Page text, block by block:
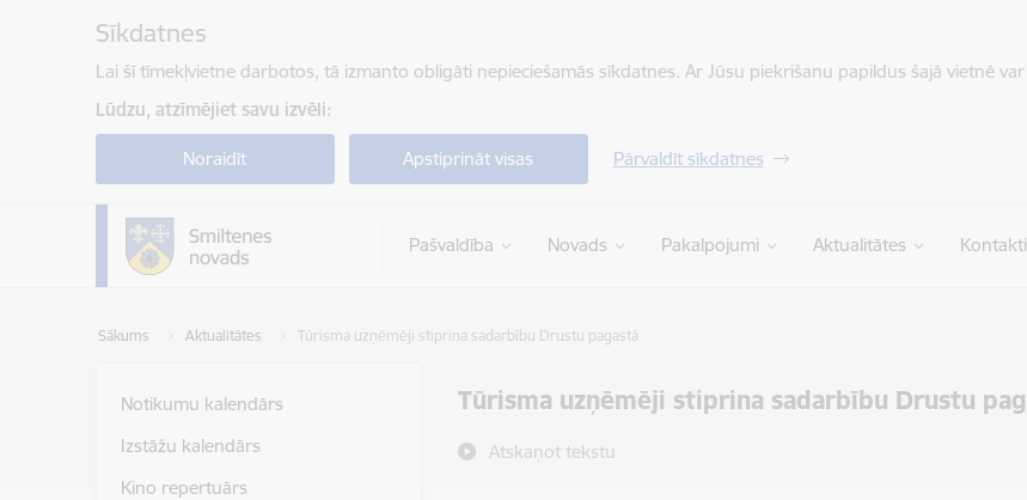
Sīkdatnes
Lai šī tīmekļvietne darbotos, tā izmanto obligāti nepieciešamās sīkdatnes. Ar Jūsu piekrišanu papildus šajā vietnē
Lūdzu, atzīmējiet savu izvēli:
Noraidīt Apstiprināt visas Pārvaldīt sīkdatnes
Pašvaldība Novads Pakalpojumi Aktualitātes Kontakti
Sākums Aktualitātes Tūrisma uzņēmēji stiprina sadarbību Drustu pagastā
Tūrisma uzņēmēji stiprina sadarbību Drustu
Atskaņot tekstu
Notikumu kalendārs
Izstāžu kalendārs
Kino repertuārs